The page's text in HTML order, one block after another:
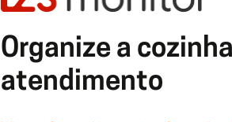
Organize a
atendimento